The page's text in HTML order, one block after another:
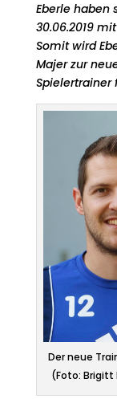
Eberle haben
30.06.2019
Somit wird
Majer zur
Spielertrainer
Der neue
(Foto: Brigitt